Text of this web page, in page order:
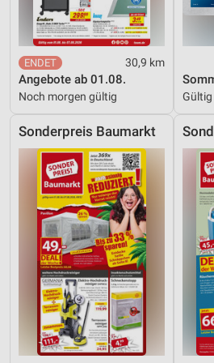
30,9 km
Angebote ab 01.08.
Noch morgen gültig Gültig
Sonderpreis Baumarkt
Nicht-IAB-Verarbeitungszwecke:
Notwendig
Performance
Werbung